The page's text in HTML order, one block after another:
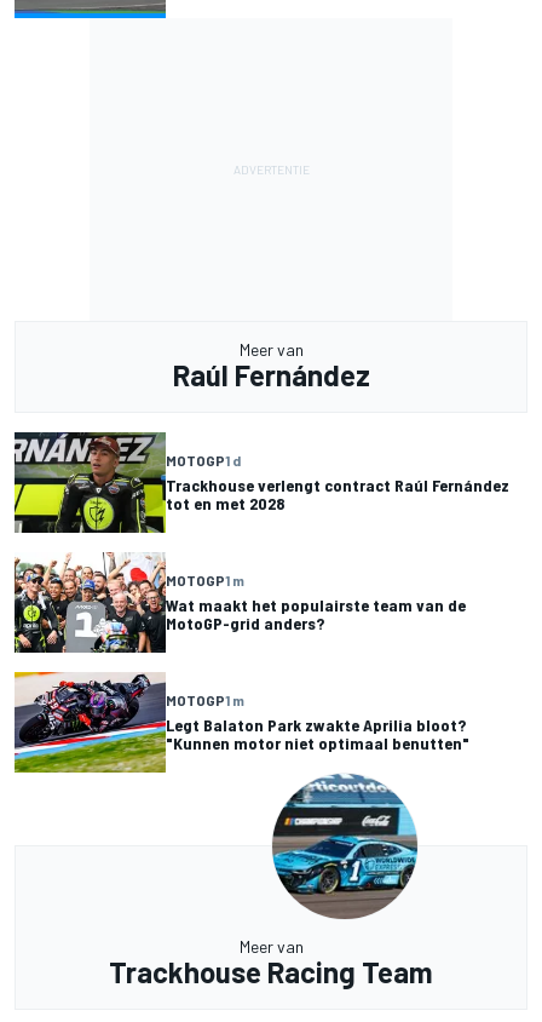
Meer van
Raúl Fernández
MOTOGP1 d
Trackhouse verlengt contract Raúl Fernández
tot en met 2028
MOTOGP1 m
Wat maakt het populairste team van de
MotoGP-grid anders?
MOTOGP1 m
Legt Balaton Park zwakte Aprilia bloot?
"Kunnen motor niet optimaal benutten"
Meer van
Trackhouse Racing Team